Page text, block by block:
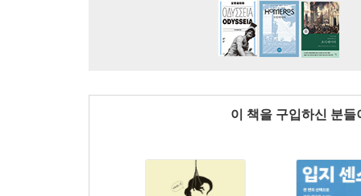
이 책을 구입하신 분